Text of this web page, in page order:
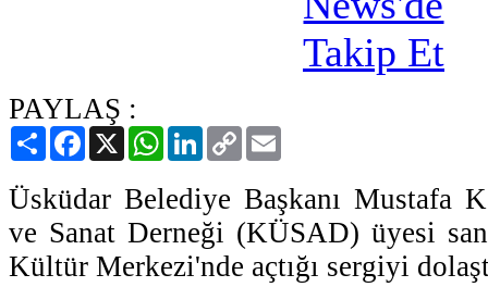
PAYLAŞ :
PaylaşFacebook
X WhatsAppLinkedIn
Copy
Link
Üsküdar Belediye Başkanı Mustafa
ve Sanat Derneği (KÜSAD) üyesi
Kültür Merkezi'nde açtığı sergiyi